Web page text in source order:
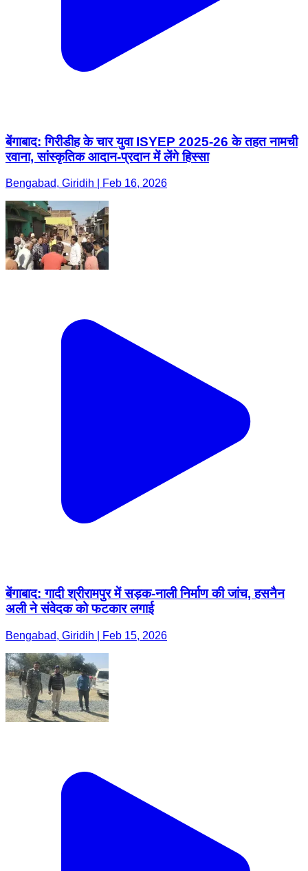
बेंगाबाद: गिरीडीह के चार युवा ISYEP 2025-26 के तहत नामची
रवाना, सांस्कृतिक आदान-प्रदान में लेंगे हिस्सा
Bengabad, Giridih | Feb 16, 2026
बेंगाबाद: गादी श्रीरामपुर में सड़क-नाली निर्माण की जांच, हसनैन
अली ने संवेदक को फटकार लगाई
Bengabad, Giridih | Feb 15, 2026